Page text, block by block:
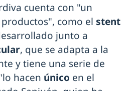
cuenta con "un
como el stent
junto a
, que se adapta a la
y tiene una serie de
hacen único en el